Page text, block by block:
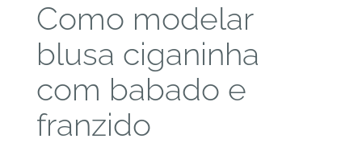
Como modelar
blusa ciganinha
com babado e
franzido